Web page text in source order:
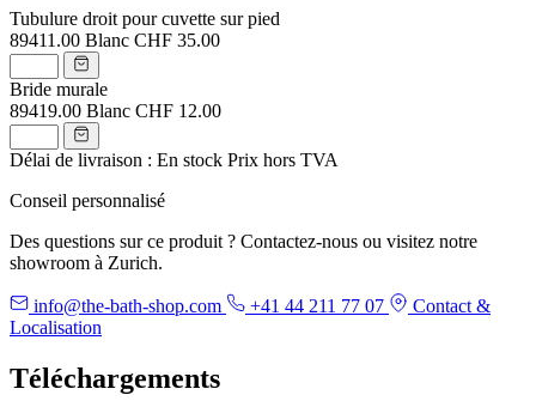
Tubulure droit pour cuvette sur pied
89411.00 Blanc CHF 35.00
Bride murale
89419.00 Blanc CHF 12.00
Délai de livraison : En stock Prix hors TVA
Conseil personnalisé
Des questions sur ce produit ? Contactez-nous ou visitez notre
showroom à Zurich.
info@the-bath-shop.com +41 44 211 77 07
Contact &
Localisation
Téléchargements